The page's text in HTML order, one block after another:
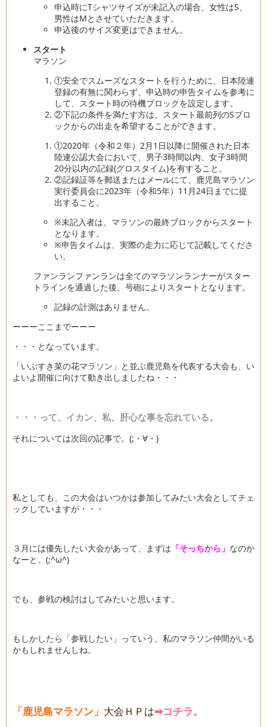
申込時にTシャツサイズが未記入の場合、女性はS、
男性はMとさせていただきます。
申込後のサイズ変更はできません。
スタート
マラソン
①安全でスムーズなスタートを行うために、日本陸連
登録の有無に関わらず、申込時の申告タイムを参考に
して、スタート時の待機ブロックを設定します。
②下記の条件を満たす方は、スタート最前列のSブロ
ックからの出走を希望することができます。
①2020年（令和２年）2月1日以降に開催された日本
陸連公認大会において、男子3時間以内、女子3時間
20分以内の記録(グロスタイム)を有すること。
②記録証等を郵送またはメールにて、鹿児島マラソン
実行委員会に2023年（令和5年）11月24日までに提
出すること。
※未記入者は、マラソンの最終ブロックからスタート
となります。
※申告タイムは、実際の走力に応じて記載してくださ
い。
ファンランファンランは全てのマラソンランナーがスター
トラインを通過した後、号砲によりスタートとなります。
記録の計測はありません。
ーーーここまでーーー
・・・となっています。
「いぶすき菜の花マラソン」と並ぶ鹿児島を代表する大会も、い
よいよ開催に向けて動き出しましたね・・・
・・・って、イカン、私、肝心な事を忘れている。
それについては次回の記事で。(;・∀・)
私としても、この大会はいつかは参加してみたい大会としてチェ
ックしていますが・・・
３月には優先したい大会があって、まずは 「そっちから」 なのか
なーと。(;^ω^)
でも、参戦の検討はしてみたいと思います。
もしかしたら「参戦したい」っていう、私のマラソン仲間がいる
かもしれませんしね。
「鹿児島マラソン」 大会ＨＰは➡コチラ。